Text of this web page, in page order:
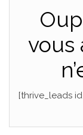
vous
[thrive_leads